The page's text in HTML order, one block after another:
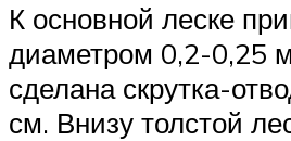
К основной леске
диаметром 0,2-0,25
сделана скрутка-
см. Внизу толстой